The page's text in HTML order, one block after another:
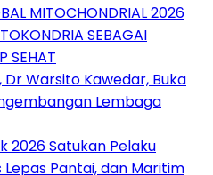
MITOCHONDRIAL 2026
SEBAGAI
SEHAT
Dr Warsito Kawedar, Buka
Lembaga
2026 Satukan Pelaku
Lepas Pantai, dan Maritim